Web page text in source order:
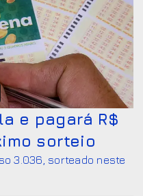
e pagará R$
sorteio
3.036, sorteado neste